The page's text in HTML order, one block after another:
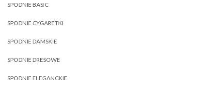
SPODNIE BASIC
SPODNIE CYGARETKI
SPODNIE DAMSKIE
SPODNIE DRESOWE
SPODNIE ELEGANCKIE